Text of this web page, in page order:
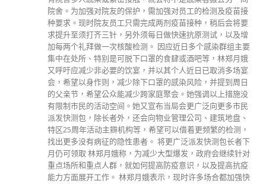
院舍。为加强对院友的保护，需加强对员工的检测及疫苗接
种要求。现时院友员工只需完成两剂疫苗接种，稍后会将要
求提升至须打齐三针，另外须每日做快速抗原测试，以及增
加每两个礼拜做一次核酸检测。 因应近日多个感染群组主要
集中在处所、特别是可脱下口罩的食肆或酒吧等，林郑月娥
又呼吁应减少非必要的饮宴，并以其个人近日已取消多场宴
会，希望以身作则，减少除下口罩的感染风险，并提到周日
的父亲节，希望公众能减少跨家庭聚会。她强调以上措施没
有限制市民的活动空间。她又宣布当局会更广泛向更多市民
派发快测包，除长者外，还会向物业管理公司、建筑地盘、
特区25周年活动主辧机构等，希望可以借着更频繁的检测，
找出更多没有病征的隐性患者。 将更广泛派发快测包长者下
月仍可领取 林郑月娥称，为减少大型爆发，政府会继续针对
重点场所和重点人群，就如何提高防疫意识，以及提高抗疫
能力方面展开工作。 林郑月娥表示，现时许多场合都加强快